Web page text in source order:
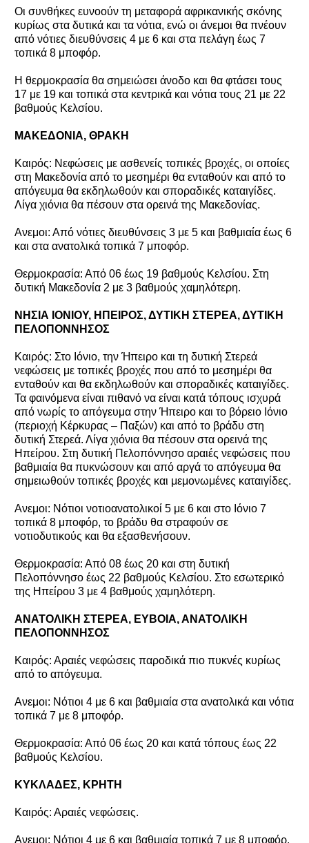
Οι συνθήκες ευνοούν τη μεταφορά αφρικανικής σκόνης
κυρίως στα δυτικά και τα νότια, ενώ οι άνεμοι θα πνέουν
από νότιες διευθύνσεις 4 με 6 και στα πελάγη έως 7
τοπικά 8 μποφόρ.
Η θερμοκρασία θα σημειώσει άνοδο και θα φτάσει τους
17 με 19 και τοπικά στα κεντρικά και νότια τους 21 με 22
βαθμούς Κελσίου.
ΜΑΚΕΔΟΝΙΑ, ΘΡΑΚΗ
Καιρός: Νεφώσεις με ασθενείς τοπικές βροχές, οι οποίες
στη Μακεδονία από το μεσημέρι θα ενταθούν και από το
απόγευμα θα εκδηλωθούν και σποραδικές καταιγίδες.
Λίγα χιόνια θα πέσουν στα ορεινά της Μακεδονίας.
Ανεμοι: Από νότιες διευθύνσεις 3 με 5 και βαθμιαία έως 6
και στα ανατολικά τοπικά 7 μποφόρ.
Θερμοκρασία: Από 06 έως 19 βαθμούς Κελσίου. Στη
δυτική Μακεδονία 2 με 3 βαθμούς χαμηλότερη.
ΝΗΣΙΑ ΙΟΝΙΟΥ, ΗΠΕΙΡΟΣ, ΔΥΤΙΚΗ ΣΤΕΡΕΑ, ΔΥΤΙΚΗ
ΠΕΛΟΠΟΝΝΗΣΟΣ
Καιρός: Στο Ιόνιο, την Ήπειρο και τη δυτική Στερεά
νεφώσεις με τοπικές βροχές που από το μεσημέρι θα
ενταθούν και θα εκδηλωθούν και σποραδικές καταιγίδες.
Τα φαινόμενα είναι πιθανό να είναι κατά τόπους ισχυρά
από νωρίς το απόγευμα στην Ήπειρο και το βόρειο Ιόνιο
(περιοχή Κέρκυρας – Παξών) και από το βράδυ στη
δυτική Στερεά. Λίγα χιόνια θα πέσουν στα ορεινά της
Ηπείρου. Στη δυτική Πελοπόννησο αραιές νεφώσεις που
βαθμιαία θα πυκνώσουν και από αργά το απόγευμα θα
σημειωθούν τοπικές βροχές και μεμονωμένες καταιγίδες.
Ανεμοι: Νότιοι νοτιοανατολικοί 5 με 6 και στο Ιόνιο 7
τοπικά 8 μποφόρ, το βράδυ θα στραφούν σε
νοτιοδυτικούς και θα εξασθενήσουν.
Θερμοκρασία: Από 08 έως 20 και στη δυτική
Πελοπόννησο έως 22 βαθμούς Κελσίου. Στο εσωτερικό
της Ηπείρου 3 με 4 βαθμούς χαμηλότερη.
ΑΝΑΤΟΛΙΚΗ ΣΤΕΡΕΑ, ΕΥΒΟΙΑ, ΑΝΑΤΟΛΙΚΗ
ΠΕΛΟΠΟΝΝΗΣΟΣ
Καιρός: Αραιές νεφώσεις παροδικά πιο πυκνές κυρίως
από το απόγευμα.
Ανεμοι: Νότιοι 4 με 6 και βαθμιαία στα ανατολικά και νότια
τοπικά 7 με 8 μποφόρ.
Θερμοκρασία: Από 06 έως 20 και κατά τόπους έως 22
βαθμούς Κελσίου.
ΚΥΚΛΑΔΕΣ, ΚΡΗΤΗ
Καιρός: Αραιές νεφώσεις.
Ανεμοι: Νότιοι 4 με 6 και βαθμιαία τοπικά 7 με 8 μποφόρ.